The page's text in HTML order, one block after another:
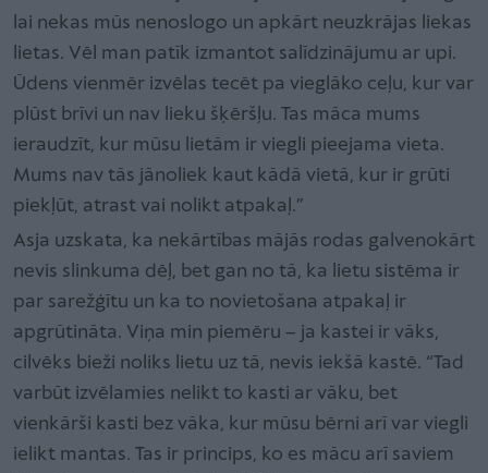
lai nekas mūs nenoslogo un apkārt neuzkrājas liekas
lietas. Vēl man patīk izmantot salīdzinājumu ar upi.
Ūdens vienmēr izvēlas tecēt pa vieglāko ceļu, kur var
plūst brīvi un nav lieku šķēršļu. Tas māca mums
ieraudzīt, kur mūsu lietām ir viegli pieejama vieta.
Mums nav tās jānoliek kaut kādā vietā, kur ir grūti
piekļūt, atrast vai nolikt atpakaļ.”
Asja uzskata, ka nekārtības mājās rodas galvenokārt
nevis slinkuma dēļ, bet gan no tā, ka lietu sistēma ir
par sarežģītu un ka to novietošana atpakaļ ir
apgrūtināta. Viņa min piemēru – ja kastei ir vāks,
cilvēks bieži noliks lietu uz tā, nevis iekšā kastē. “Tad
varbūt izvēlamies nelikt to kasti ar vāku, bet
vienkārši kasti bez vāka, kur mūsu bērni arī var viegli
ielikt mantas. Tas ir princips, ko es mācu arī saviem